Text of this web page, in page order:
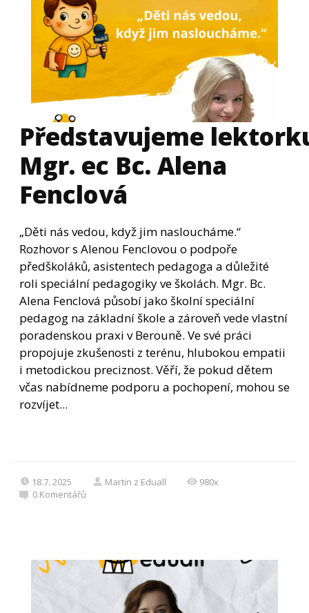
Představujeme
Mgr. ec Bc. Alena
Fenclová
„Děti nás vedou, když jim nasloucháme.“
Rozhovor s Alenou Fenclovou o podpoře
předškoláků, asistentech pedagoga a důležité
roli speciální pedagogiky ve školách. Mgr. Bc.
Alena Fenclová působí jako školní speciální
pedagog na základní škole a zároveň vede vlastní
poradenskou praxi v Berouně. Ve své práci
propojuje zkušenosti z terénu, hlubokou empatii
i metodickou preciznost. Věří, že pokud dětem
včas nabídneme podporu a pochopení, mohou se
rozvíjet...
18.7. 2025 Martin z Eduall
980x
0 Komentářů